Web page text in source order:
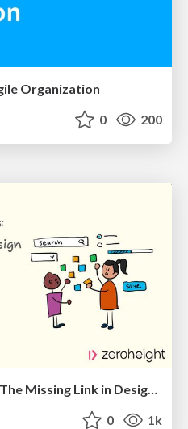
Organization
0 200
Information Architects: The Missing Link in Design Systems
0 1k